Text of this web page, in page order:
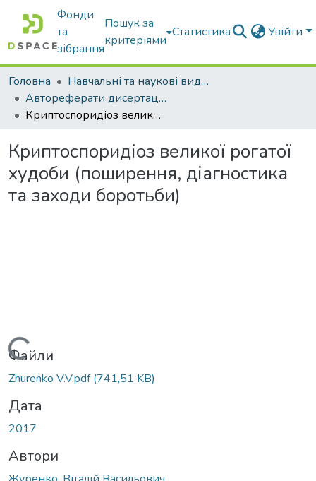
Фонди
та
зібрання
Пошук за
критеріями
Статистика Увійти
Головна
Навчальні та наукові видання
Автореферати дисертацій та дисертації
Криптоспоридіоз великої рогатої худоби (поширення, діагностика та заходи боротьби)
Криптоспоридіоз великої рогатої
худоби (поширення, діагностика
та заходи боротьби)
Файли
Zhurenko V.V.pdf(741,51 KB)
Дата
2017
Автори